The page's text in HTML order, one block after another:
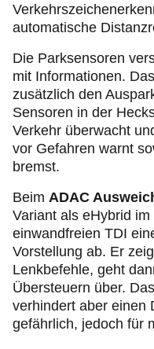
automatische
Die Parksensoren
mit Informationen.
zusätzlich den
Sensoren in der
Verkehr überwacht
vor Gefahren warnt
bremst.
Beim ADAC
Variant als eHybrid
einwandfreien TDI
Vorstellung ab. Er
Lenkbefehle, geht
Übersteuern über.
verhindert aber einen
gefährlich, jedoch für